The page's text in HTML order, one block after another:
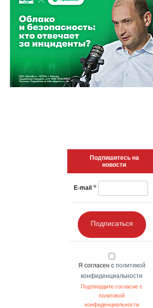
Подпишитесь на
новости
E-mail *
Подписаться
Я согласен с политикой
конфиденциальности
Подтвердите согласие с
политикой
конфиденциальности